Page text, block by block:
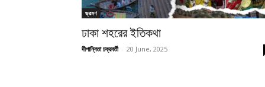
ভ্রমণ
ঢাকা শহরের ইতিকথা
দীপান্বিতা চক্রবর্তী - 20 June, 2025